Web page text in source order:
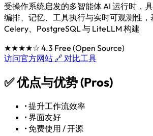
受操作系统启发的多智能体 AI 运行时，
编排、记忆、工具执行与实时可观测性，
Celery、PostgreSQL 与 LiteLLM 构建
★★★★☆ 4.3 Free (Open Source)
访问官方网站 🔗 对比工具
✅优点与优势 (Pros)
•提升工作流效率
•界面友好
• 免费使用 / 开源